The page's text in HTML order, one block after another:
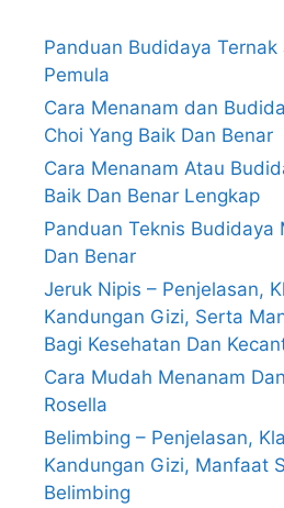
Panduan Budidaya Ternak
Pemula
Cara Menanam dan
Choi Yang Baik Dan Benar
Cara Menanam Atau
Baik Dan Benar Lengkap
Panduan Teknis Budidaya
Dan Benar
Jeruk Nipis – Penjelasan,
Kandungan Gizi, Serta
Bagi Kesehatan Dan
Cara Mudah Menanam
Rosella
Belimbing – Penjelasan,
Kandungan Gizi, Manfaat
Belimbing